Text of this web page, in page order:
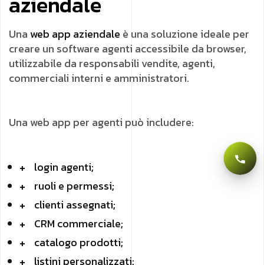
Una web app aziendale è una soluzione ideale per
creare un software agenti accessibile da browser,
utilizzabile da responsabili vendite, agenti,
commerciali interni e amministratori.
Una web app per agenti può includere:
login agenti;
ruoli e permessi;
clienti assegnati;
CRM commerciale;
catalogo prodotti;
listini personalizzati;